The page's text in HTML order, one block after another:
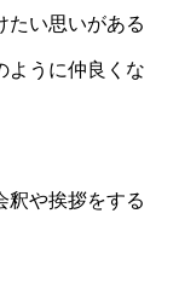
たい思いがある
ように仲良くな
釈や挨拶をする